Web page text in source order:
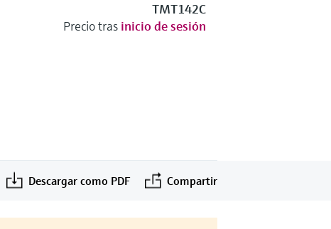
TMT142C
Precio tras inicio de sesión
Descargar como PDF Compartir